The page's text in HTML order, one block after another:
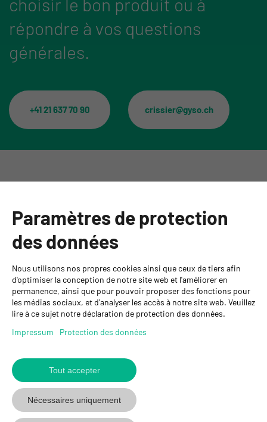
répondre à vos questions
générales.
+41 21 637 70 90 crissier@gyso.ch
Informations
GYSO SA
Succursale Crissier
Chemin de Closalet 20
1023 Crissier
+41 21 637 70 90
www.gyso.ch
suivez
GYSO
suivez
GYSO
suivez
GYSO
Paramètres de protection
des données
Nous utilisons nos propres cookies ainsi que ceux de tiers afin
d'optimiser la conception de notre site web et l'améliorer en
permanence, ainsi que pour pouvoir proposer des fonctions pour
les médias sociaux, et d'analyser les accès à notre site web. Veuillez
lire à ce sujet notre déclaration de protection des données.
Impressum
Protection des données
Tout accepter
Nécessaires uniquement